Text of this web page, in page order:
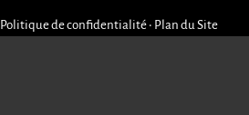
Politique de confidentialité• Plan du Site